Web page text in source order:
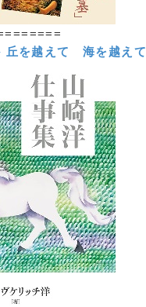
丘を越えて 海を越えて